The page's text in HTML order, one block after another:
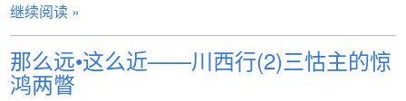
继续阅读 »
那么远•这么近——川西行(2)三怙主的惊
鸿两瞥